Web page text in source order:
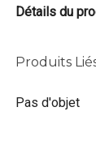
Détails du
Produits
Pas d'objet